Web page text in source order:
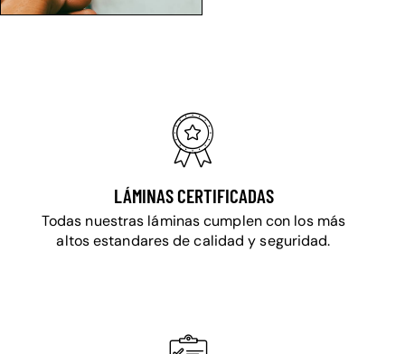
LÁMINAS CERTIFICADAS
Todas nuestras láminas cumplen con los más
altos estandares de calidad y seguridad.